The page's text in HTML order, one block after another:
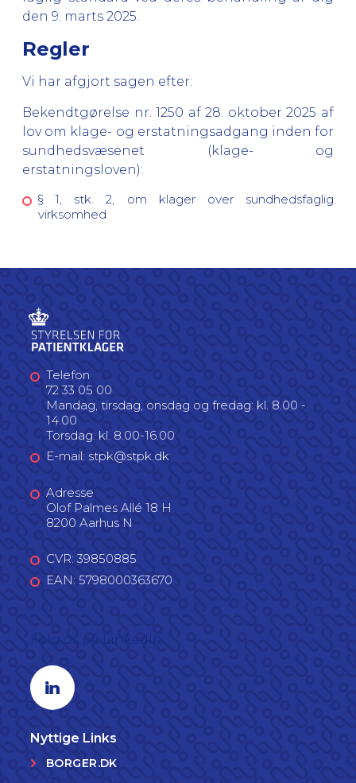
den 9. marts 2025.
Regler
Vi har afgjort sagen efter:
Bekendtgørelse nr. 1250 af 28. oktober 2025 af
lov om klage- og erstatningsadgang inden for
sundhedsvæsenet (klage- og
erstatningsloven):
§ 1, stk. 2, om klager over sundhedsfaglig
virksomhed
Telefon
72 33 05 00
Mandag, tirsdag, onsdag og fredag: kl. 8.00 -
14.00
Torsdag: kl. 8.00-16.00
E-mail: stpk@stpk.dk
Adresse
Olof Palmes Allé 18 H
8200 Aarhus N
CVR: 39850885
EAN: 5798000363670
Linkedin profil
Nyttige Links
BORGER.DK